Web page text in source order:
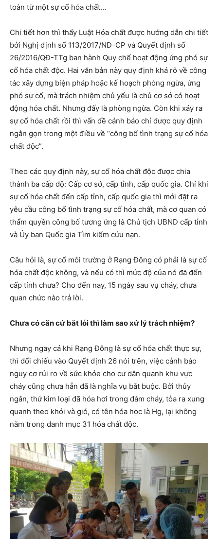
toàn từ một sự cố hóa chất…
Chi tiết hơn thì thấy Luật Hóa chất được hướng dẫn chi tiết
bởi Nghị định số 113/2017/NĐ-CP và Quyết định số
26/2016/QĐ-TTg ban hành Quy chế hoạt động ứng phó sự
cố hóa chất độc. Hai văn bản này quy định khá rõ về công
tác xây dựng biện pháp hoặc kế hoạch phòng ngừa, ứng
phó sự cố, mà trách nhiệm chủ yếu là chủ cơ sở có hoạt
động hóa chất. Nhưng đấy là phòng ngừa. Còn khi xảy ra
sự cố hóa chất rồi thì vấn đề cảnh báo chỉ được quy định
ngắn gọn trong một điều về “công bố tình trạng sự cố hóa
chất độc”.
Theo các quy định này, sự cố hóa chất độc được chia
thành ba cấp độ: Cấp cơ sở, cấp tỉnh, cấp quốc gia. Chỉ khi
sự cố hóa chất đến cấp tỉnh, cấp quốc gia thì mới đặt ra
yêu cầu công bố tình trạng sự cố hóa chất, mà cơ quan có
thẩm quyền công bố tương ứng là Chủ tịch UBND cấp tỉnh
và Ủy ban Quốc gia Tìm kiếm cứu nạn.
Câu hỏi là, sự cố môi trường ở Rạng Đông có phải là sự cố
hóa chất độc không, và nếu có thì mức độ của nó đã đến
cấp tỉnh chưa? Cho đến nay, 15 ngày sau vụ cháy, chưa
quan chức nào trả lời.
Chưa có căn cứ bắt lỗi thì làm sao xử lý trách nhiệm?
Nhưng ngay cả khi Rạng Đông là sự cố hóa chất thực sự,
thì đối chiếu vào Quyết định 26 nói trên, việc cảnh báo
nguy cơ rủi ro về sức khỏe cho cư dân quanh khu vực
cháy cũng chưa hẳn đã là nghĩa vụ bắt buộc. Bởi thủy
ngân, thứ kim loại đã hóa hơi trong đám cháy, tỏa ra xung
quanh theo khói và gió, có tên hóa học là Hg, lại không
nằm trong danh mục 31 hóa chất độc.